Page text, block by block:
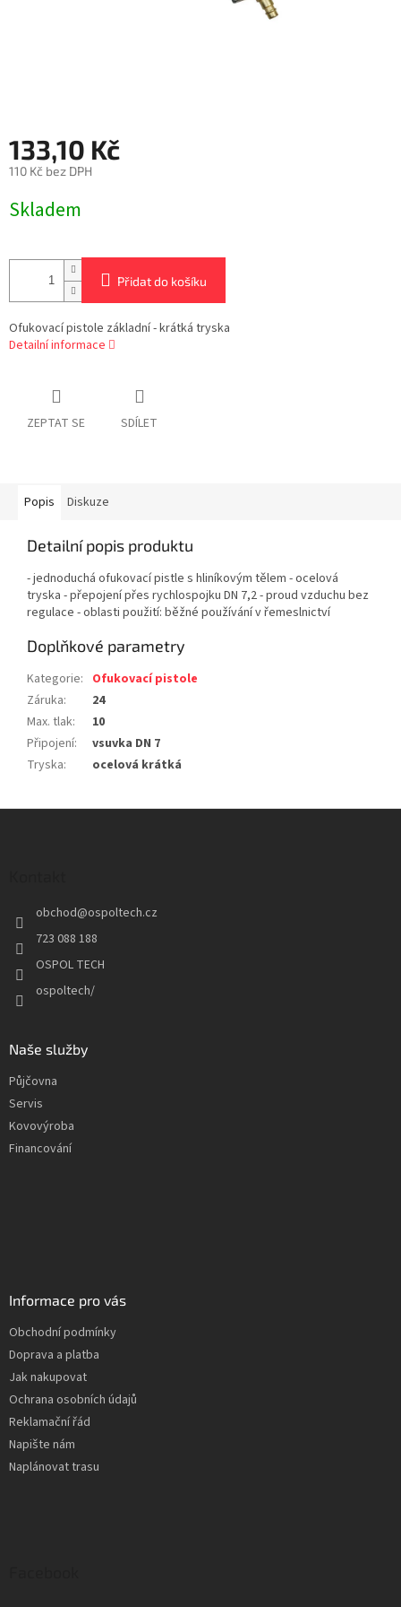
133,10 Kč
110 Kč bez DPH
cena:
Skladem
Přidat do košíku
Ofukovací pistole základní - krátká tryska
Detailní informace
ZEPTAT SE SDÍLET
Popis Diskuze
Detailní popis produktu
- jednoduchá ofukovací pistle s hliníkovým tělem - ocelová
tryska - přepojení přes rychlospojku DN 7,2 - proud vzduchu bez
regulace - oblasti použití: běžné používání v řemeslnictví
Doplňkové parametry
Kategorie: Ofukovací pistole
Záruka:
24
Max. tlak:
10
Připojení:
vsuvka DN 7
Tryska: ocelová krátká
obchod@ospoltech.cz
723 088 188
OSPOL TECH
ospoltech/
Naše služby
Půjčovna
Servis
Kovovýroba
Financování
Informace pro vás
Obchodní podmínky
Doprava a platba
Jak nakupovat
Ochrana osobních údajů
Reklamační řád
Napište nám
Naplánovat trasu